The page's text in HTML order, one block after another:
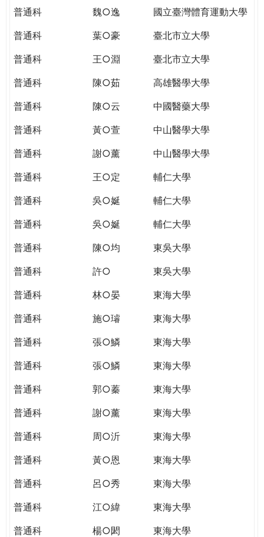
普通科
魏○逸
國立臺灣體育運動大學
普通科
葉○豪
臺北市立大學
普通科
王○淵
臺北市立大學
普通科
陳○茹
高雄醫學大學
普通科
陳○云
中國醫藥大學
普通科
黃○萱
中山醫學大學
普通科
謝○薰
中山醫學大學
普通科
王○定
輔仁大學
普通科
吳○娫
輔仁大學
普通科
吳○娫
輔仁大學
普通科
陳○均
東吳大學
普通科
許○
東吳大學
普通科
林○晏
東海大學
普通科
施○璿
東海大學
普通科
張○鱗
東海大學
普通科
張○鱗
東海大學
普通科
郭○蓁
東海大學
普通科
謝○薰
東海大學
普通科
周○沂
東海大學
普通科
黃○恩
東海大學
普通科
呂○秀
東海大學
普通科
江○緯
東海大學
普通科
楊○閎
東海大學